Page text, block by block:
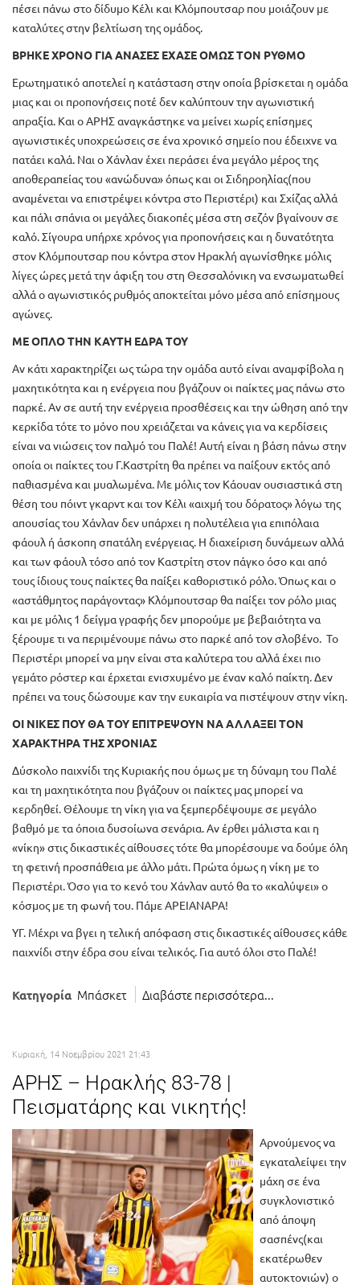
πέσει πάνω στο δίδυμο Κέλι και Κλόμπουτσαρ που μοιάζουν με
καταλύτες στην βελτίωση της ομάδος.
ΒΡΗΚΕ ΧΡΟΝΟ ΓΙΑ ΑΝΑΣΕΣ ΕΧΑΣΕ ΟΜΩΣ ΤΟΝ ΡΥΘΜΟ
Ερωτηματικό αποτελεί η κατάσταση στην οποία βρίσκεται η ομάδα
μιας και οι προπονήσεις ποτέ δεν καλύπτουν την αγωνιστική
απραξία. Και ο ΑΡΗΣ αναγκάστηκε να μείνει χωρίς επίσημες
αγωνιστικές υποχρεώσεις σε ένα χρονικό σημείο που έδειχνε να
πατάει καλά. Ναι ο Χάνλαν έχει περάσει ένα μεγάλο μέρος της
αποθεραπείας του «ανώδυνα» όπως και οι Σιδηροηλίας(που
αναμένεται να επιστρέψει κόντρα στο Περιστέρι) και Σχίζας αλλά
και πάλι σπάνια οι μεγάλες διακοπές μέσα στη σεζόν βγαίνουν σε
καλό. Σίγουρα υπήρχε χρόνος για προπονήσεις και η δυνατότητα
στον Κλόμπουτσαρ που κόντρα στον Ηρακλή αγωνίσθηκε μόλις
λίγες ώρες μετά την άφιξη του στη Θεσσαλόνικη να ενσωματωθεί
αλλά ο αγωνιστικός ρυθμός αποκτείται μόνο μέσα από επίσημους
αγώνες.
ΜΕ ΟΠΛΟ ΤΗΝ ΚΑΥΤΗ ΕΔΡΑ ΤΟΥ
Αν κάτι χαρακτηρίζει ως τώρα την ομάδα αυτό είναι αναμφίβολα η
μαχητικότητα και η ενέργεια που βγάζουν οι παίκτες μας πάνω στο
παρκέ. Αν σε αυτή την ενέργεια προσθέσεις και την ώθηση από την
κερκίδα τότε το μόνο που χρειάζεται να κάνεις για να κερδίσεις
είναι να νιώσεις τον παλμό του Παλέ! Αυτή είναι η βάση πάνω στην
οποία οι παίκτες του Γ.Καστρίτη θα πρέπει να παίξουν εκτός από
παθιασμένα και μυαλωμένα. Με μόλις τον Κάουαν ουσιαστικά στη
θέση του πόιντ γκαρντ και τον Κέλι «αιχμή του δόρατος» λόγω της
απουσίας του Χάνλαν δεν υπάρχει η πολυτέλεια για επιπόλαια
φάουλ ή άσκοπη σπατάλη ενέργειας. Η διαχείριση δυνάμεων αλλά
και των φάουλ τόσο από τον Καστρίτη στον πάγκο όσο και από
τους ίδιους τους παίκτες θα παίξει καθοριστικό ρόλο. Όπως και ο
«αστάθμητος παράγοντας» Κλόμπουτσαρ θα παίξει τον ρόλο μιας
και με μόλις 1 δείγμα γραφής δεν μπορούμε με βεβαιότητα να
ξέρουμε τι να περιμένουμε πάνω στο παρκέ από τον σλοβένο. Το
Περιστέρι μπορεί να μην είναι στα καλύτερα του αλλά έχει πιο
γεμάτο ρόστερ και έρχεται ενισχυμένο με έναν καλό παίκτη. Δεν
πρέπει να τους δώσουμε καν την ευκαιρία να πιστέψουν στην νίκη.
ΟΙ ΝΙΚΕΣ ΠΟΥ ΘΑ ΤΟΥ ΕΠΙΤΡΕΨΟΥΝ ΝΑ ΑΛΛΑΞΕΙ ΤΟΝ
ΧΑΡΑΚΤΗΡΑ ΤΗΣ ΧΡΟΝΙΑΣ
Δύσκολο παιχνίδι της Κυριακής που όμως με τη δύναμη του Παλέ
και τη μαχητικότητα που βγάζουν οι παίκτες μας μπορεί να
κερδηθεί. Θέλουμε τη νίκη για να ξεμπερδέψουμε σε μεγάλο
βαθμό με τα όποια δυσοίωνα σενάρια. Αν έρθει μάλιστα και η
«νίκη» στις δικαστικές αίθουσες τότε θα μπορέσουμε να δούμε όλη
τη φετινή προσπάθεια με άλλο μάτι. Πρώτα όμως η νίκη με το
Περιστέρι. Όσο για το κενό του Χάνλαν αυτό θα το «καλύψει» ο
κόσμος με τη φωνή του. Πάμε ΑΡΕΙΑΝΑΡΑ!
ΥΓ. Μέχρι να βγει η τελική απόφαση στις δικαστικές αίθουσες κάθε
παιχνίδι στην έδρα σου είναι τελικός. Για αυτό όλοι στο Παλέ!
Κατηγορία Μπάσκετ Διαβάστε περισσότερα...
Κυριακή, 14 Νοεμβρίου 2021 21:43
ΑΡΗΣ – Ηρακλής 83-78 |
Πεισματάρης και νικητής!
Αρνούμενος να
εγκαταλείψει την
μάχη σε ένα
συγκλονιστικό
από άποψη
σασπένς(και
εκατέρωθεν
αυτοκτονιών) ο